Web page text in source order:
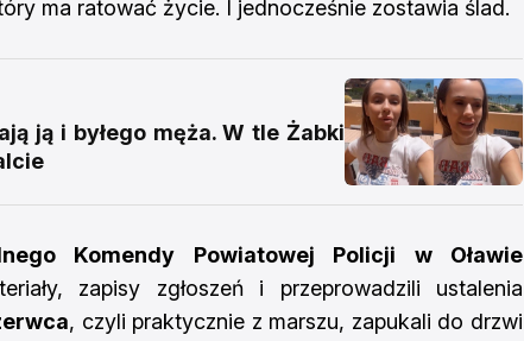
ma ratować życie. I jednocześnie zostawia ślad.
ją i byłego męża. W tle Żabki
Komendy Powiatowej Policji w Oławie
zapisy zgłoszeń i przeprowadzili ustalenia
, czyli praktycznie z marszu, zapukali do drzwi